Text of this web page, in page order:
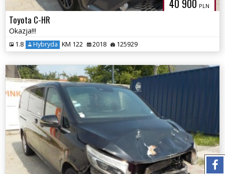
40 900 PLN
Toyota C-HR
Okazja!!!
1.8 Hybryda KM 122 2018 125929